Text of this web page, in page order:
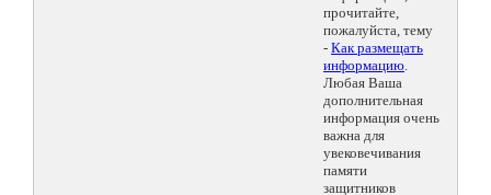
прочитайте,
пожалуйста, тему
- Как размещать
информацию.
Любая Ваша
дополнительная
информация очень
важна для
увековечивания
памяти
защитников